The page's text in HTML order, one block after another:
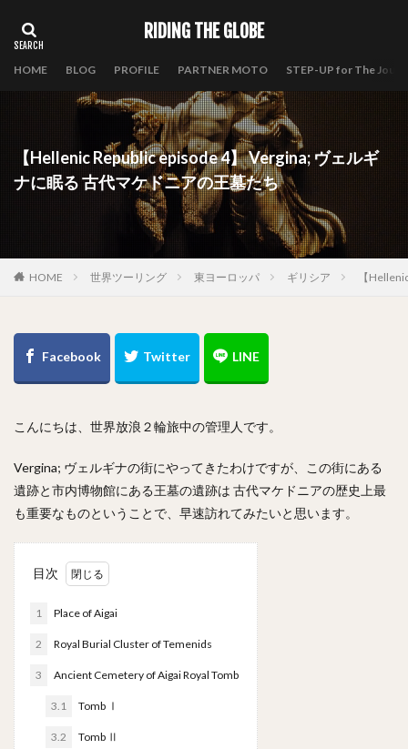
RIDING THE GLOBE
HOME BLOG PROFILE PARTNER MOTO STEP-UP for The
【Hellenic Republic episode 4】 Vergina; ヴェルギ
ナに眠る 古代マケドニアの王墓たち
HOME 世界ツーリング 東ヨーロッパ ギリシア 【
こんにちは、世界放浪２輪旅中の管理人です。
Vergina; ヴェルギナの街にやってきたわけですが、この街にある
遺跡と市内博物館にある王墓の遺跡は 古代マケドニアの歴史上最
も重要なものということで、早速訪れてみたいと思います。
目次
1 Place of Aigai
2 Royal Burial Cluster of Temenids
3 Ancient Cemetery of Aigai Royal Tomb
3.1 Tomb Ⅰ
3.2 Tomb Ⅱ